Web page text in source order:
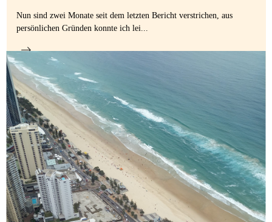
Nun sind zwei Monate seit dem letzten Bericht verstrichen, aus
persönlichen Gründen konnte ich lei...